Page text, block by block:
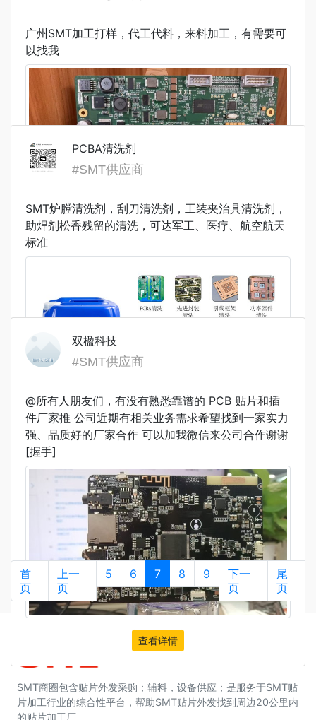
广州SMT加工打样，代工代料，来料加工，有需要可
以找我
PCBA清洗剂
#SMT供应商
SMT炉膛清洗剂，刮刀清洗剂，工装夹治具清洗剂，
助焊剂松香残留的清洗，可达军工、医疗、航空航天
标准
查看详情
双楹科技
#SMT供应商
@所有人朋友们，有没有熟悉靠谱的 PCB 贴片和插
件厂家推 公司近期有相关业务需求希望找到一家实力
强、品质好的厂家合作 可以加我微信来公司合作谢谢
[握手]
查看详情
首
页
上一
页
5 6 7 8 9
下一
页
尾
页
SMT商圈包含贴片外发采购；辅料，设备供应；是服务于SMT贴
片加工行业的综合性平台，帮助SMT贴片外发找到周边20公里内
的贴片加工厂